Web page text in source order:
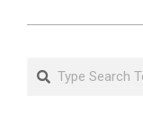
Search